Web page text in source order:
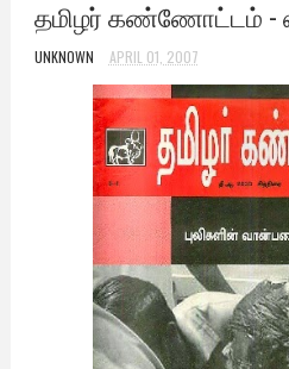
தமிழர் கண்ணோட்டம் -
UNKNOWN APRIL 01, 2007